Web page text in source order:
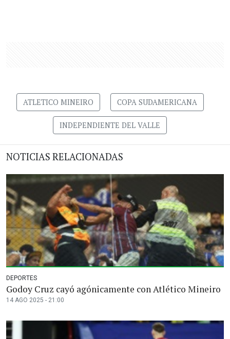
ATLETICO MINEIRO COPA SUDAMERICANA
INDEPENDIENTE DEL VALLE
NOTICIAS RELACIONADAS
DEPORTES
Godoy Cruz cayó agónicamente con Atlético Mineiro
14 AGO 2025 - 21:00